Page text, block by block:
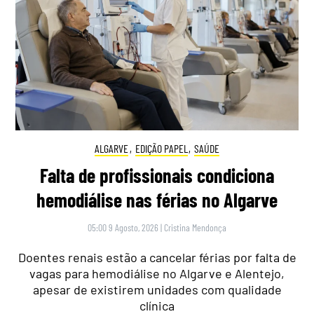
ALGARVE, EDIÇÃO PAPEL , SAÚDE
Falta de profissionais condiciona
hemodiálise nas férias no Algarve
05:00 9 Agosto, 2026 | Cristina Mendonça
Doentes renais estão a cancelar férias por falta de
vagas para hemodiálise no Algarve e Alentejo,
apesar de existirem unidades com qualidade
clínica